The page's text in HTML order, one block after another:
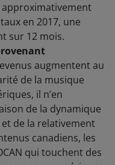
en 2017, une
sur 12 mois.
augmentent au
de la musique
il n’en
de la dynamique
de la relativement
canadiens, les
qui touchent des